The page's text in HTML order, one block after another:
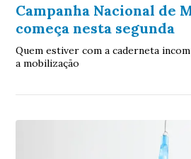
Campanha Nacional de
começa nesta segunda
Quem estiver com a caderneta
a mobilização